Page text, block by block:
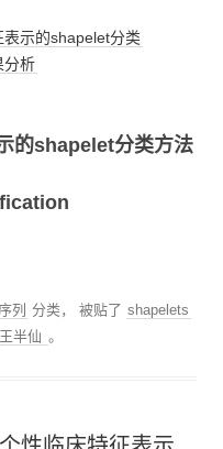
表示的shapelet分类
分析
的shapelet分类方法
列 分类， 被贴了 shapelets
王半仙 。